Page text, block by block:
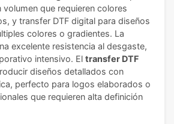
que requieren colores
y transfer DTF digital para diseños
colores o gradientes. La
excelente resistencia al desgaste,
intensivo. El transfer DTF
diseños detallados con
perfecto para logos elaborados o
que requieren alta definición